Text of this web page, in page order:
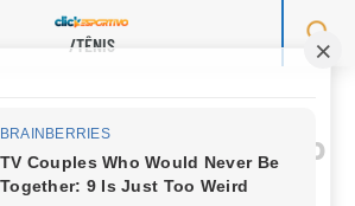
/TÊNIS
equipe após feito
Melbourne